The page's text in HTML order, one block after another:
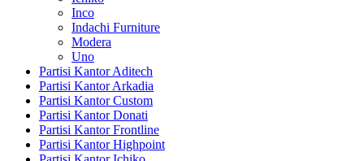
Inco
Indachi Furniture
Modera
Uno
Partisi Kantor Aditech
Partisi Kantor Arkadia
Partisi Kantor Custom
Partisi Kantor Donati
Partisi Kantor Frontline
Partisi Kantor Highpoint